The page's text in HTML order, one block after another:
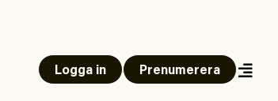
Logga in Prenumerera